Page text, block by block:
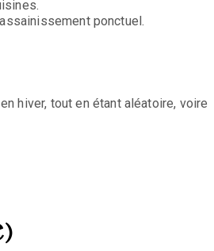
ponctuel.
hiver, tout en étant aléatoire, voire